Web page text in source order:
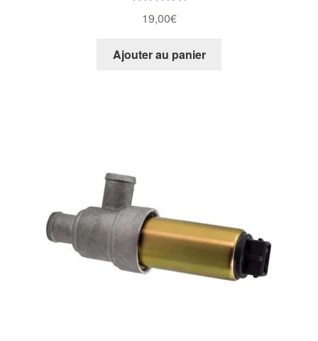
5
19,00€
Ajouter au panier